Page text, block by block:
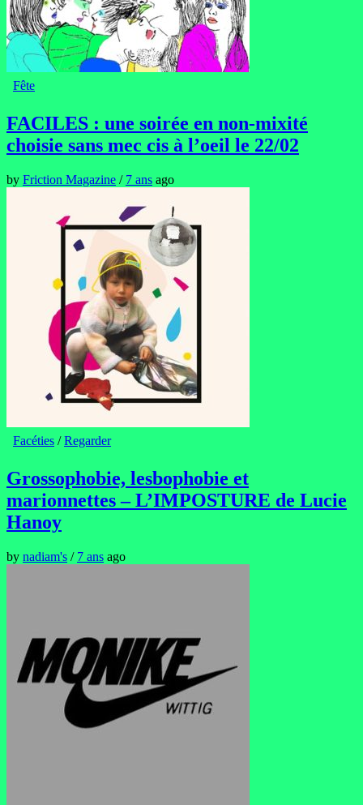
Fête
FACILES : une soirée en non-mixité
choisie sans mec cis à l’oeil le 22/02
by Friction Magazine / 7 ans ago
Facéties /Regarder
Grossophobie, lesbophobie et
marionnettes – L’IMPOSTURE de Lucie
Hanoy
by nadiam's / 7 ans ago